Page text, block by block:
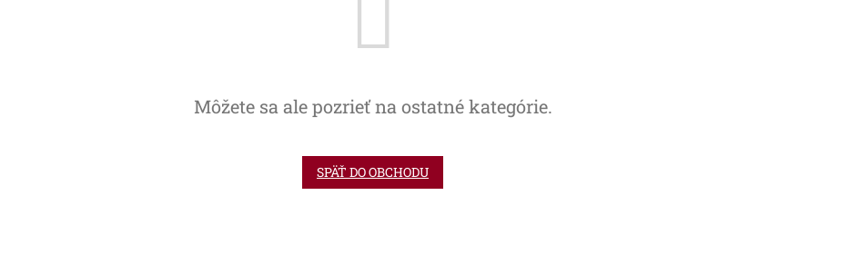
Môžete sa ale pozrieť na ostatné kategórie.
SPÄŤ DO OBCHODU